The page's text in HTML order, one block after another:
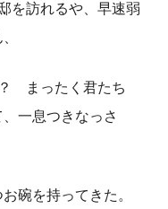
を訪れるや、早速弱
まったく君たち
一息つきなっさ
碗を持ってきた。